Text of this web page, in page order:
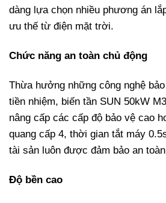
dàng lựa chọn nhiều phương án
ưu thế từ điện mặt trời.
Chức năng an toàn chủ động
Thừa hưởng những công nghệ
tiền nhiệm, biến tần SUN 50kW
nâng cấp các cấp độ bảo vệ cao
quang cấp 4, thời gian tắt máy
tài sản luôn được đảm bảo an
Độ bền cao